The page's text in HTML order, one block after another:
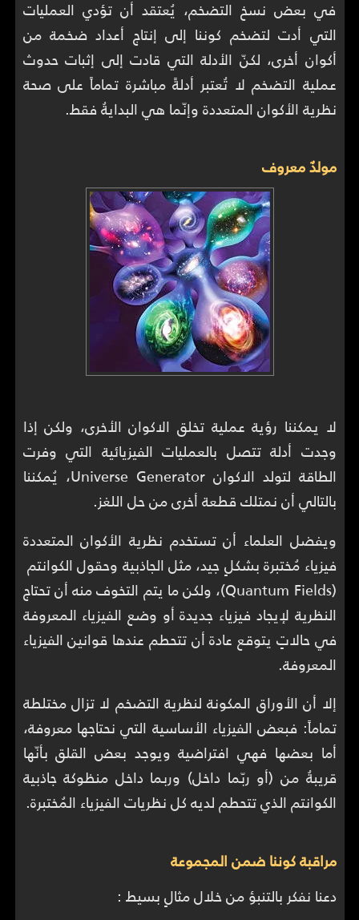
في بعض نسخ التضخم، يُعتقد أن تؤدي العمليات
التي أدت لتضخم كوننا إلى إنتاج أعداد ضخمة من
أكوان أخرى، لكنّ الأدلة التي قادت إلى إثبات حدوث
عملية التضخم لا تُعتبر أدلةً مباشرة تماماً على صحة
نظرية الأكوان المتعددة وإنّما هي البدايةُ فقط.
مولدٌ معروف
لا يمكننا رؤية عملية تخلق الاكوان الأخرى، ولكن إذا
وجدت أدلة تتصل بالعمليات الفيزيائية التي وفرت
الطاقة لتولد الاكوان Universe Generator، يُمكننا
بالتالي أن نمتلك قطعة أخرى من حل اللغز.
ويفضل العلماء أن تستخدم نظرية الأكوان المتعددة
فيزياء مُختبرة بشكلٍ جيد، مثل الجاذبية وحقول الكوانتم
(Quantum Fields)، ولكن ما يتم التخوف منه أن تحتاج
النظرية لإيجاد فيزياء جديدة أو وضع الفيزياء المعروفة
في حالاتٍ يتوقع عادة أن تتحطم عندها قوانين الفيزياء
المعروفة.
إلا أن الأوراق المكونة لنظرية التضخم لا تزال مختلطة
تماماً: فبعض الفيزياء الأساسية التي نحتاجها معروفة،
أما بعضها فهي افتراضية ويوجد بعض القلق بأنّها
قريبةُ من (أو ربّما داخل) وربما داخل منظوكة جاذبية
الكوانتم الذي تتحطم لديه كل نظريات الفيزياء المُختبرة.
مراقبة كوننا ضمن المجموعة
دعنا نفكر بالتنبؤ من خلال مثالٍ بسيط :